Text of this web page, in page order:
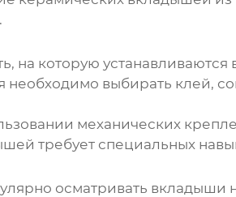
на которую
необходимо выбирать клей,
механических
требует специальных
осматривать вкладыши